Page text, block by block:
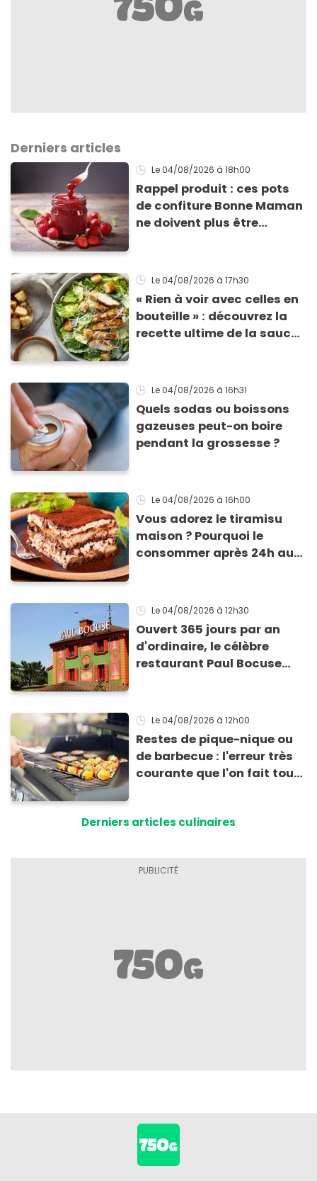
Derniers articles
Le 04/08/2026 à 18h00
Rappel produit : ces pots
de confiture Bonne Maman
ne doivent plus être
morceaux de verre
Le 04/08/2026 à 17h30
« Rien à voir avec celles en
bouteille » : découvrez la
recette ultime de la sauce
Le 04/08/2026 à 16h31
Quels sodas ou boissons
gazeuses peut-on boire
pendant la grossesse ?
Le 04/08/2026 à 16h00
Vous adorez le tiramisu
maison ? Pourquoi le
consommer après 24h au
Le 04/08/2026 à 12h30
Ouvert 365 jours par an
d'ordinaire, le célèbre
restaurant Paul Bocuse
Le 04/08/2026 à 12h00
Restes de pique-nique ou
de barbecue : l'erreur très
courante que l'on fait tous
Derniers articles culinaires